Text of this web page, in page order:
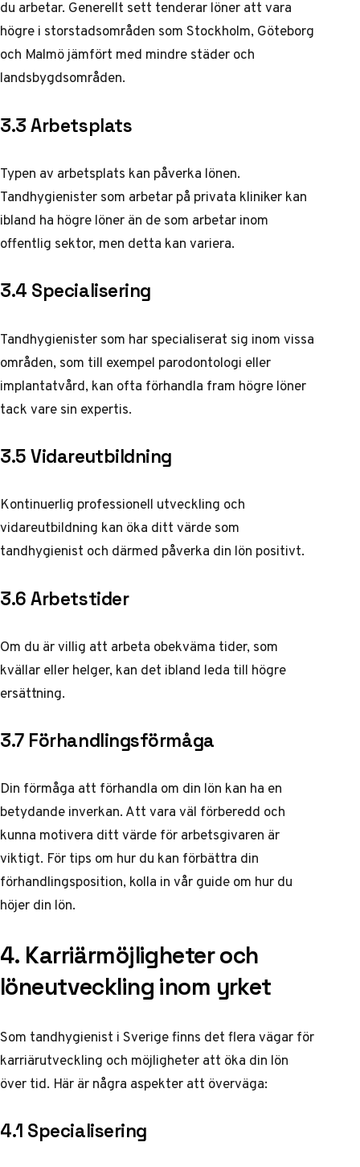
du arbetar. Generellt sett tenderar löner att vara
högre i storstadsområden som Stockholm, Göteborg
och Malmö jämfört med mindre städer och
landsbygdsområden.
3.3 Arbetsplats
Typen av arbetsplats kan påverka lönen.
Tandhygienister som arbetar på privata kliniker kan
ibland ha högre löner än de som arbetar inom
offentlig sektor, men detta kan variera.
3.4 Specialisering
Tandhygienister som har specialiserat sig inom vissa
områden, som till exempel parodontologi eller
implantatvård, kan ofta förhandla fram högre löner
tack vare sin expertis.
3.5 Vidareutbildning
Kontinuerlig professionell utveckling och
vidareutbildning kan öka ditt värde som
tandhygienist och därmed påverka din lön positivt.
3.6 Arbetstider
Om du är villig att arbeta obekväma tider, som
kvällar eller helger, kan det ibland leda till högre
ersättning.
3.7 Förhandlingsförmåga
Din förmåga att förhandla om din lön kan ha en
betydande inverkan. Att vara väl förberedd och
kunna motivera ditt värde för arbetsgivaren är
viktigt. För tips om hur du kan förbättra din
förhandlingsposition, kolla in vår guide om hur du
höjer din lön.
4. Karriärmöjligheter och
löneutveckling inom yrket
Som tandhygienist i Sverige finns det flera vägar för
karriärutveckling och möjligheter att öka din lön
över tid. Här är några aspekter att överväga:
4.1 Specialisering